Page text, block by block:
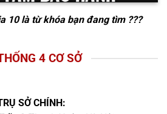
10là từ khóa bạn đang tìm ???
4 CƠ SỞ
SỞ CHÍNH: